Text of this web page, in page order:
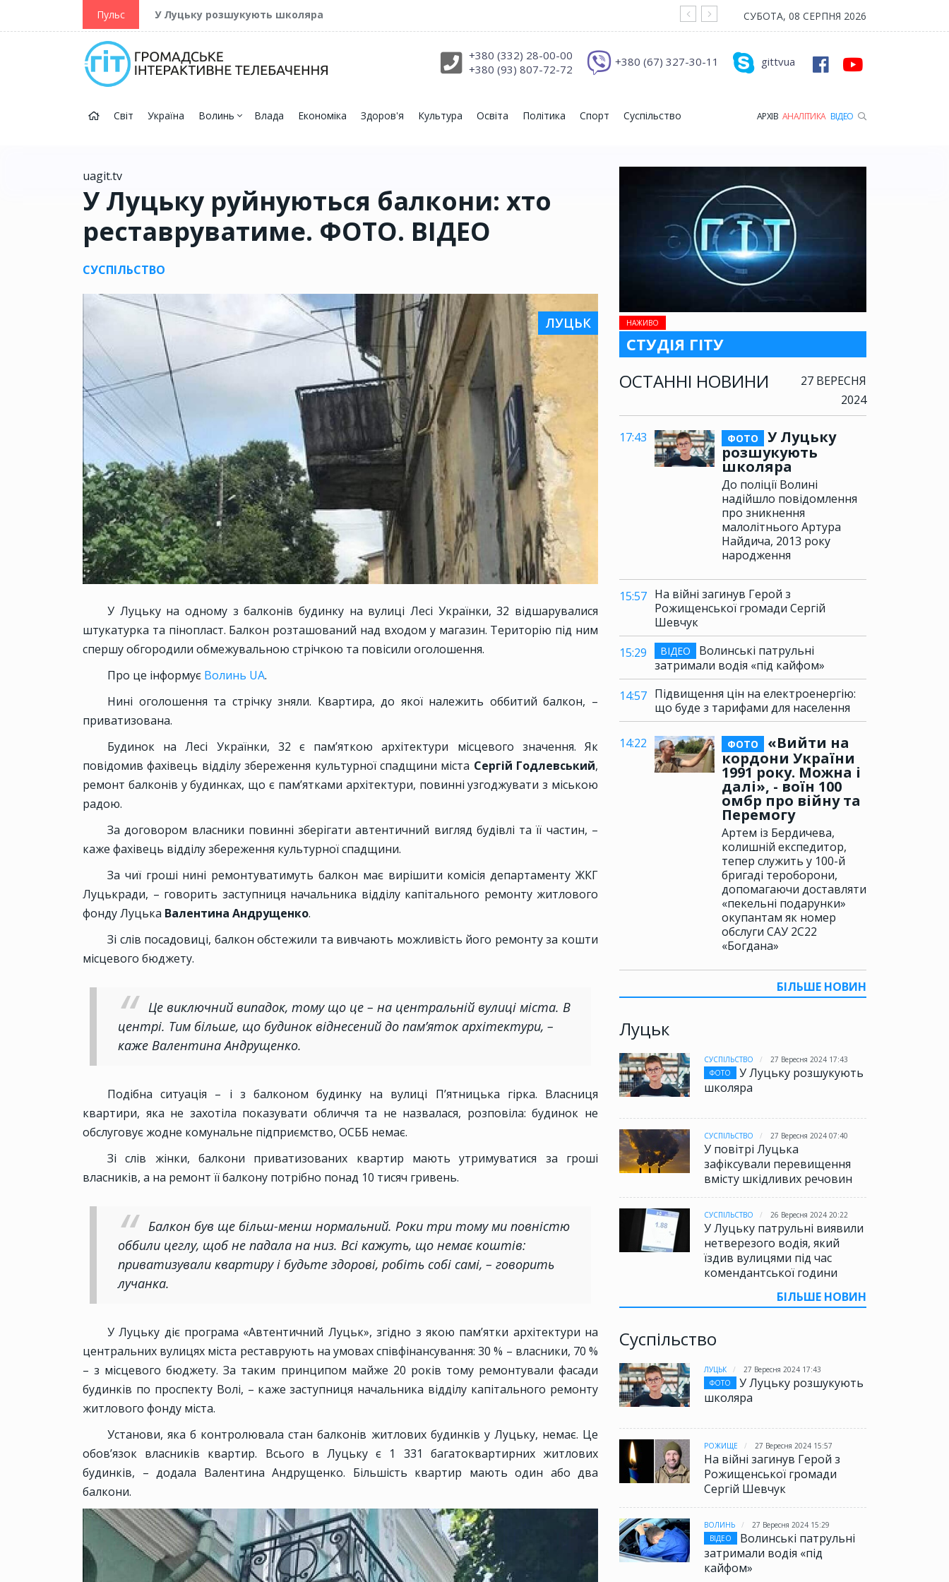
Пульс У Луцьку розшукують школяра На війні загинув Герой з Рожищенської
СУБОТА, 08 СЕРПНЯ 2026
gittvua
+380 (67) 327-30-11
+380 (332) 28-00-00
+380 (93) 807-72-72
Світ Україна Волинь Влада Економіка Здоров'я Культура Освіта Політика Спорт Суспільство АРХІВ АНАЛІТИКА ВІДЕО
НАЖИВО
СТУДІЯ ГІТУ
ОСТАННІ НОВИНИ
27 ВЕРЕСНЯ
2024
17:43 ФОТО
У Луцьку
розшукують
школяра
До поліції Волині
надійшло повідомлення
про зникнення
малолітнього Артура
Найдича, 2013 року
народження
15:57 На війні загинув Герой з
Рожищенської громади Сергій
Шевчук
15:29
ВІДЕО
Волинські патрульні
затримали водія «під кайфом»
14:57 Підвищення цін на електроенергію:
що буде з тарифами для населення
14:22 ФОТО
«Вийти на
кордони України
1991 року. Можна і
далі», - воїн 100
омбр про війну та
Перемогу
Артем із Бердичева,
колишній експедитор,
тепер служить у 100-й
бригаді тероборони,
допомагаючи доставляти
«пекельні подарунки»
окупантам як номер
обслуги САУ 2С22
«Богдана»
БІЛЬШЕ НОВИН
Луцьк
СУСПІЛЬСТВО
27 Вересня 2024 17:43
ФОТО
У Луцьку розшукують
школяра
СУСПІЛЬСТВО 27 Вересня 2024 07:40
У повітрі Луцька
зафіксували перевищення
вмісту шкідливих речовин
СУСПІЛЬСТВО 26 Вересня 2024 20:22
У Луцьку патрульні виявили
нетверезого водія, який
їздив вулицями під час
комендантської години
БІЛЬШЕ НОВИН
Суспільство
ЛУЦЬК
27 Вересня 2024 17:43
ФОТО
У Луцьку розшукують
школяра
РОЖИЩЕ 27 Вересня 2024 15:57
На війні загинув Герой з
Рожищенської громади
Сергій Шевчук
ВОЛИНЬ
27 Вересня 2024 15:29
ВІДЕО
Волинські патрульні
затримали водія «під
кайфом»
uagit.tv
У Луцьку руйнуються балкони: хто
реставруватиме. ФОТО. ВІДЕО
СУСПІЛЬСТВО
ЛУЦЬК
У Луцьку на одному з балконів будинку на вулиці Лесі Українки, 32 відшарувалися
штукатурка та пінопласт. Балкон розташований над входом у магазин. Територію під ним
спершу обгородили обмежувальною стрічкою та повісили оголошення.
Про це інформує Волинь UA.
Нині оголошення та стрічку зняли. Квартира, до якої належить оббитий балкон, –
приватизована.
Будинок на Лесі Українки, 32 є пам’яткою архітектури місцевого значення. Як
повідомив фахівець відділу збереження культурної спадщини міста Сергій Годлевський,
ремонт балконів у будинках, що є пам’ятками архітектури, повинні узгоджувати з міською
радою.
За договором власники повинні зберігати автентичний вигляд будівлі та її частин, –
каже фахівець відділу збереження культурної спадщини.
За чиї гроші нині ремонтуватимуть балкон має вирішити комісія департаменту ЖКГ
Луцькради, – говорить заступниця начальника відділу капітального ремонту житлового
фонду Луцька Валентина Андрущенко.
Зі слів посадовиці, балкон обстежили та вивчають можливість його ремонту за кошти
місцевого бюджету.
Це виключний випадок, тому що це – на центральній вулиці міста. В
центрі. Тим більше, що будинок віднесений до пам’яток архітектури, –
каже Валентина Андрущенко.
Подібна ситуація – і з балконом будинку на вулиці П’ятницька гірка. Власниця
квартири, яка не захотіла показувати обличчя та не назвалася, розповіла: будинок не
обслуговує жодне комунальне підприємство, ОСББ немає.
Зі слів жінки, балкони приватизованих квартир мають утримуватися за гроші
власників, а на ремонт її балкону потрібно понад 10 тисяч гривень.
Балкон був ще більш-менш нормальний. Роки три тому ми повністю
оббили цеглу, щоб не падала на низ. Всі кажуть, що немає коштів:
приватизували квартиру і будьте здорові, робіть собі самі, – говорить
лучанка.
У Луцьку діє програма «Автентичний Луцьк», згідно з якою пам’ятки архітектури на
центральних вулицях міста реставрують на умовах співфінансування: 30 % – власники, 70 %
– з місцевого бюджету. За таким принципом майже 20 років тому ремонтували фасади
будинків по проспекту Волі, – каже заступниця начальника відділу капітального ремонту
житлового фонду міста.
Установи, яка б контролювала стан балконів житлових будинків у Луцьку, немає. Це
обов’язок власників квартир. Всього в Луцьку є 1 331 багатоквартирних житлових
будинків, – додала Валентина Андрущенко. Більшість квартир мають один або два
балкони.